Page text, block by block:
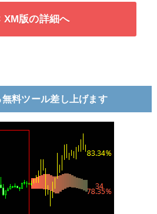
XM版の詳細へ
料ツール差し上げます